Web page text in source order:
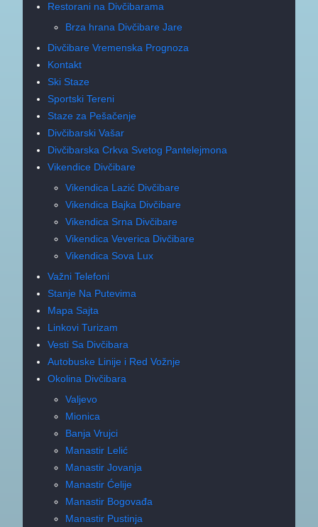
Restorani na Divčibarama
Brza hrana Divčibare Jare
Divčibare Vremenska Prognoza
Kontakt
Ski Staze
Sportski Tereni
Staze za Pešačenje
Divčibarski Vašar
Divčibarska Crkva Svetog Pantelejmona
Vikendice Divčibare
Vikendica Lazić Divčibare
Vikendica Bajka Divčibare
Vikendica Srna Divčibare
Vikendica Veverica Divčibare
Vikendica Sova Lux
Važni Telefoni
Stanje Na Putevima
Mapa Sajta
Linkovi Turizam
Vesti Sa Divčibara
Autobuske Linije i Red Vožnje
Okolina Divčibara
Valjevo
Mionica
Banja Vrujci
Manastir Lelić
Manastir Jovanja
Manastir Ćelije
Manastir Bogovađa
Manastir Pustinja